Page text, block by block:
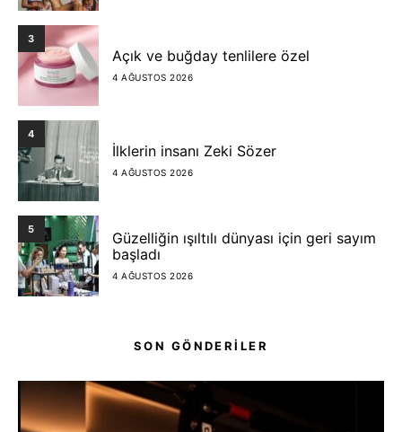
3
Açık ve buğday tenlilere özel
4 AĞUSTOS 2026
4
İlklerin insanı Zeki Sözer
4 AĞUSTOS 2026
5
Güzelliğin ışıltılı dünyası için geri sayım
başladı
4 AĞUSTOS 2026
SON GÖNDERİLER